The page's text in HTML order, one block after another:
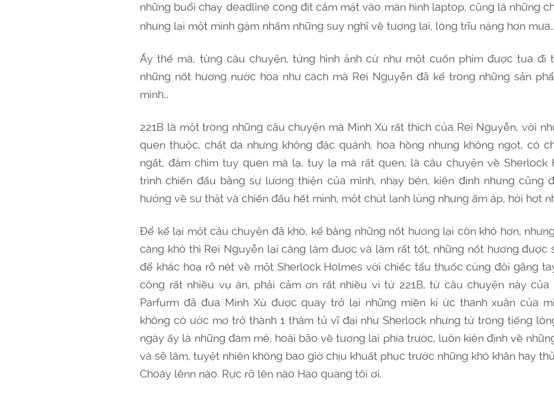
những buổi chạy deadline cong đít cắm mặt vào màn hình laptop, cũng là những
nhưng lại một mình gặm nhấm những suy nghĩ về tương lai, lòng trĩu nặng hơn mưa…
Ấy thế mà, từng câu chuyện, từng hình ảnh cứ như một cuốn phim được tua đi
những nốt hương nước hoa như cách mà Rei Nguyễn đã kể trong những sản
mình…
221B là một trong những câu chuyện mà Minh Xù rất thích của Rei Nguyễn, với
quen thuộc, chất da nhưng không đặc quánh, hoa hồng nhưng không ngọt, có
ngất, đắm chìm tuy quen mà lạ, tuy lạ mà rất quen, là câu chuyện về Sherlock
trình chiến đấu bằng sự lương thiện của mình, nhạy bén, kiên định nhưng cũng
hướng về sự thật và chiến đấu hết mình, một chút lạnh lùng nhưng ấm áp, hời hợt
Để kể lại một câu chuyện đã khó, kể bằng những nốt hương lại còn khó hơn,
càng khó thì Rei Nguyễn lại càng làm được và làm rất tốt, những nốt hương được
để khắc hoạ rõ nét về một Sherlock Holmes với chiếc tẩu thuốc cùng đôi găng
công rất nhiều vụ án, phải cảm ơn rất nhiều vì từ 221B, từ câu chuyện này của
Parfurm đã đưa Minh Xù được quay trở lại những miền kí ức thanh xuân của
không có ước mơ trở thành 1 thám tử vĩ đại như Sherlock nhưng từ trong tiếng
ngày ấy là những đam mê, hoài bão về tương lai phía trước, luôn kiên định về
và sẽ làm, tuyệt nhiên không bao giờ chịu khuất phục trước những khó khăn hay
Choáy lênn nào. Rực rỡ lên nào Hào quang tôi ơi.